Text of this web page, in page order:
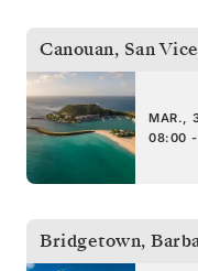
Canouan, San
MAR.,
08:00
Bridgetown,